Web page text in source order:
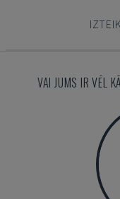
VAI JUMS IR VĒL